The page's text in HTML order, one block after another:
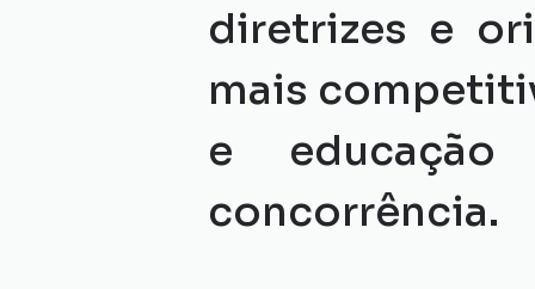
diretrizes e
mais
e
concorrência.